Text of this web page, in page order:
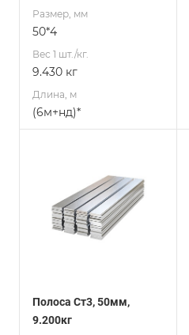
Размер, мм
50*4
Вес 1 шт./кг.
9.430 кг
Длина, м
(6м+нд)*
Полоса Ст3, 50мм,
9.200кг